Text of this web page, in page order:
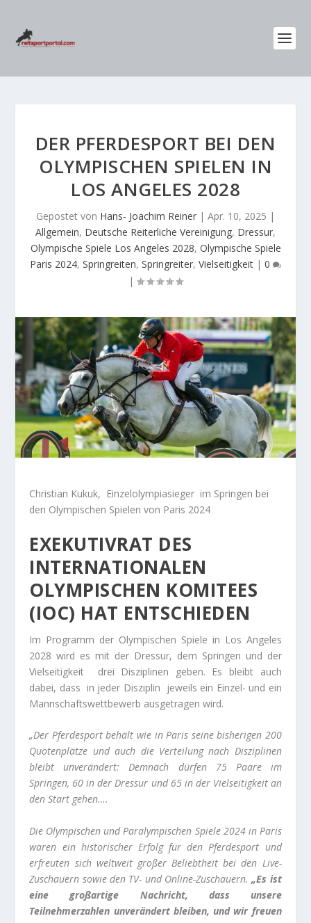
DER PFERDESPORT BEI DEN
OLYMPISCHEN SPIELEN IN
LOS ANGELES 2028
Gepostet von Hans- Joachim Reiner | Apr. 10, 2025 |
Allgemein, Deutsche Reiterliche Vereinigung, Dressur,
Olympische Spiele Los Angeles 2028, Olympische Spiele
Paris 2024, Springreiten, Springreiter, Vielseitigkeit | 0
|
Christian Kukuk, Einzelolympiasieger im Springen bei
den Olympischen Spielen von Paris 2024
EXEKUTIVRAT DES
INTERNATIONALEN
OLYMPISCHEN KOMITEES
(IOC) HAT ENTSCHIEDEN
Im Programm der Olympischen Spiele in Los Angeles
2028 wird es mit der Dressur, dem Springen und der
Vielseitigkeit drei Disziplinen geben. Es bleibt auch
dabei, dass in jeder Disziplin jeweils ein Einzel- und ein
Mannschaftswettbewerb ausgetragen wird.
„Der Pferdesport behält wie in Paris seine bisherigen 200
Quotenplätze und auch die Verteilung nach Disziplinen
bleibt unverändert: Demnach dürfen 75 Paare im
Springen, 60 in der Dressur und 65 in der Vielseitigkeit an
den Start gehen….
Die Olympischen und Paralympischen Spiele 2024 in Paris
waren ein historischer Erfolg für den Pferdesport und
erfreuten sich weltweit großer Beliebtheit bei den Live-
Zuschauern sowie den TV- und Online-Zuschauern.„Es ist
eine großartige Nachricht, dass unsere
Teilnehmerzahlen unverändert bleiben, und wir freuen